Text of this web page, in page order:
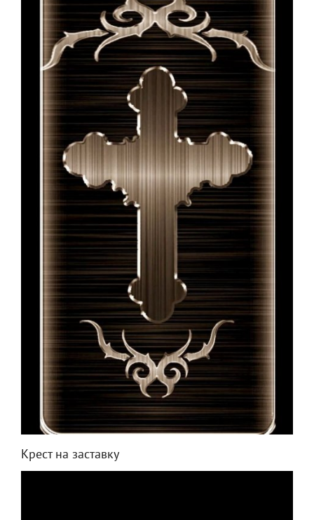
Крест на заставку